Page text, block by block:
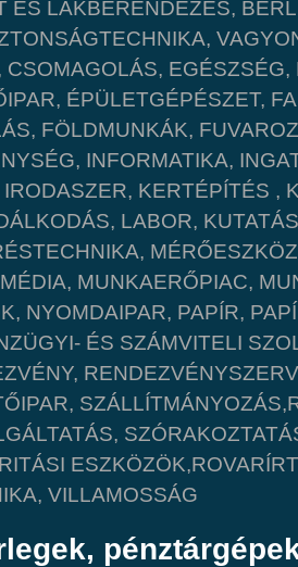
ÉS LAKBERENDEZÉS,
ÉPÜLETGÉPÉSZET,
FÖLDMUNKÁK,
INFORMATIKA,
KERTÉPÍTÉS ,
LABOR,
MUNKAERŐPIAC,
NYOMDAIPAR, PAPÍR,
ÉS SZÁMVITELI
VILLAMOSSÁG